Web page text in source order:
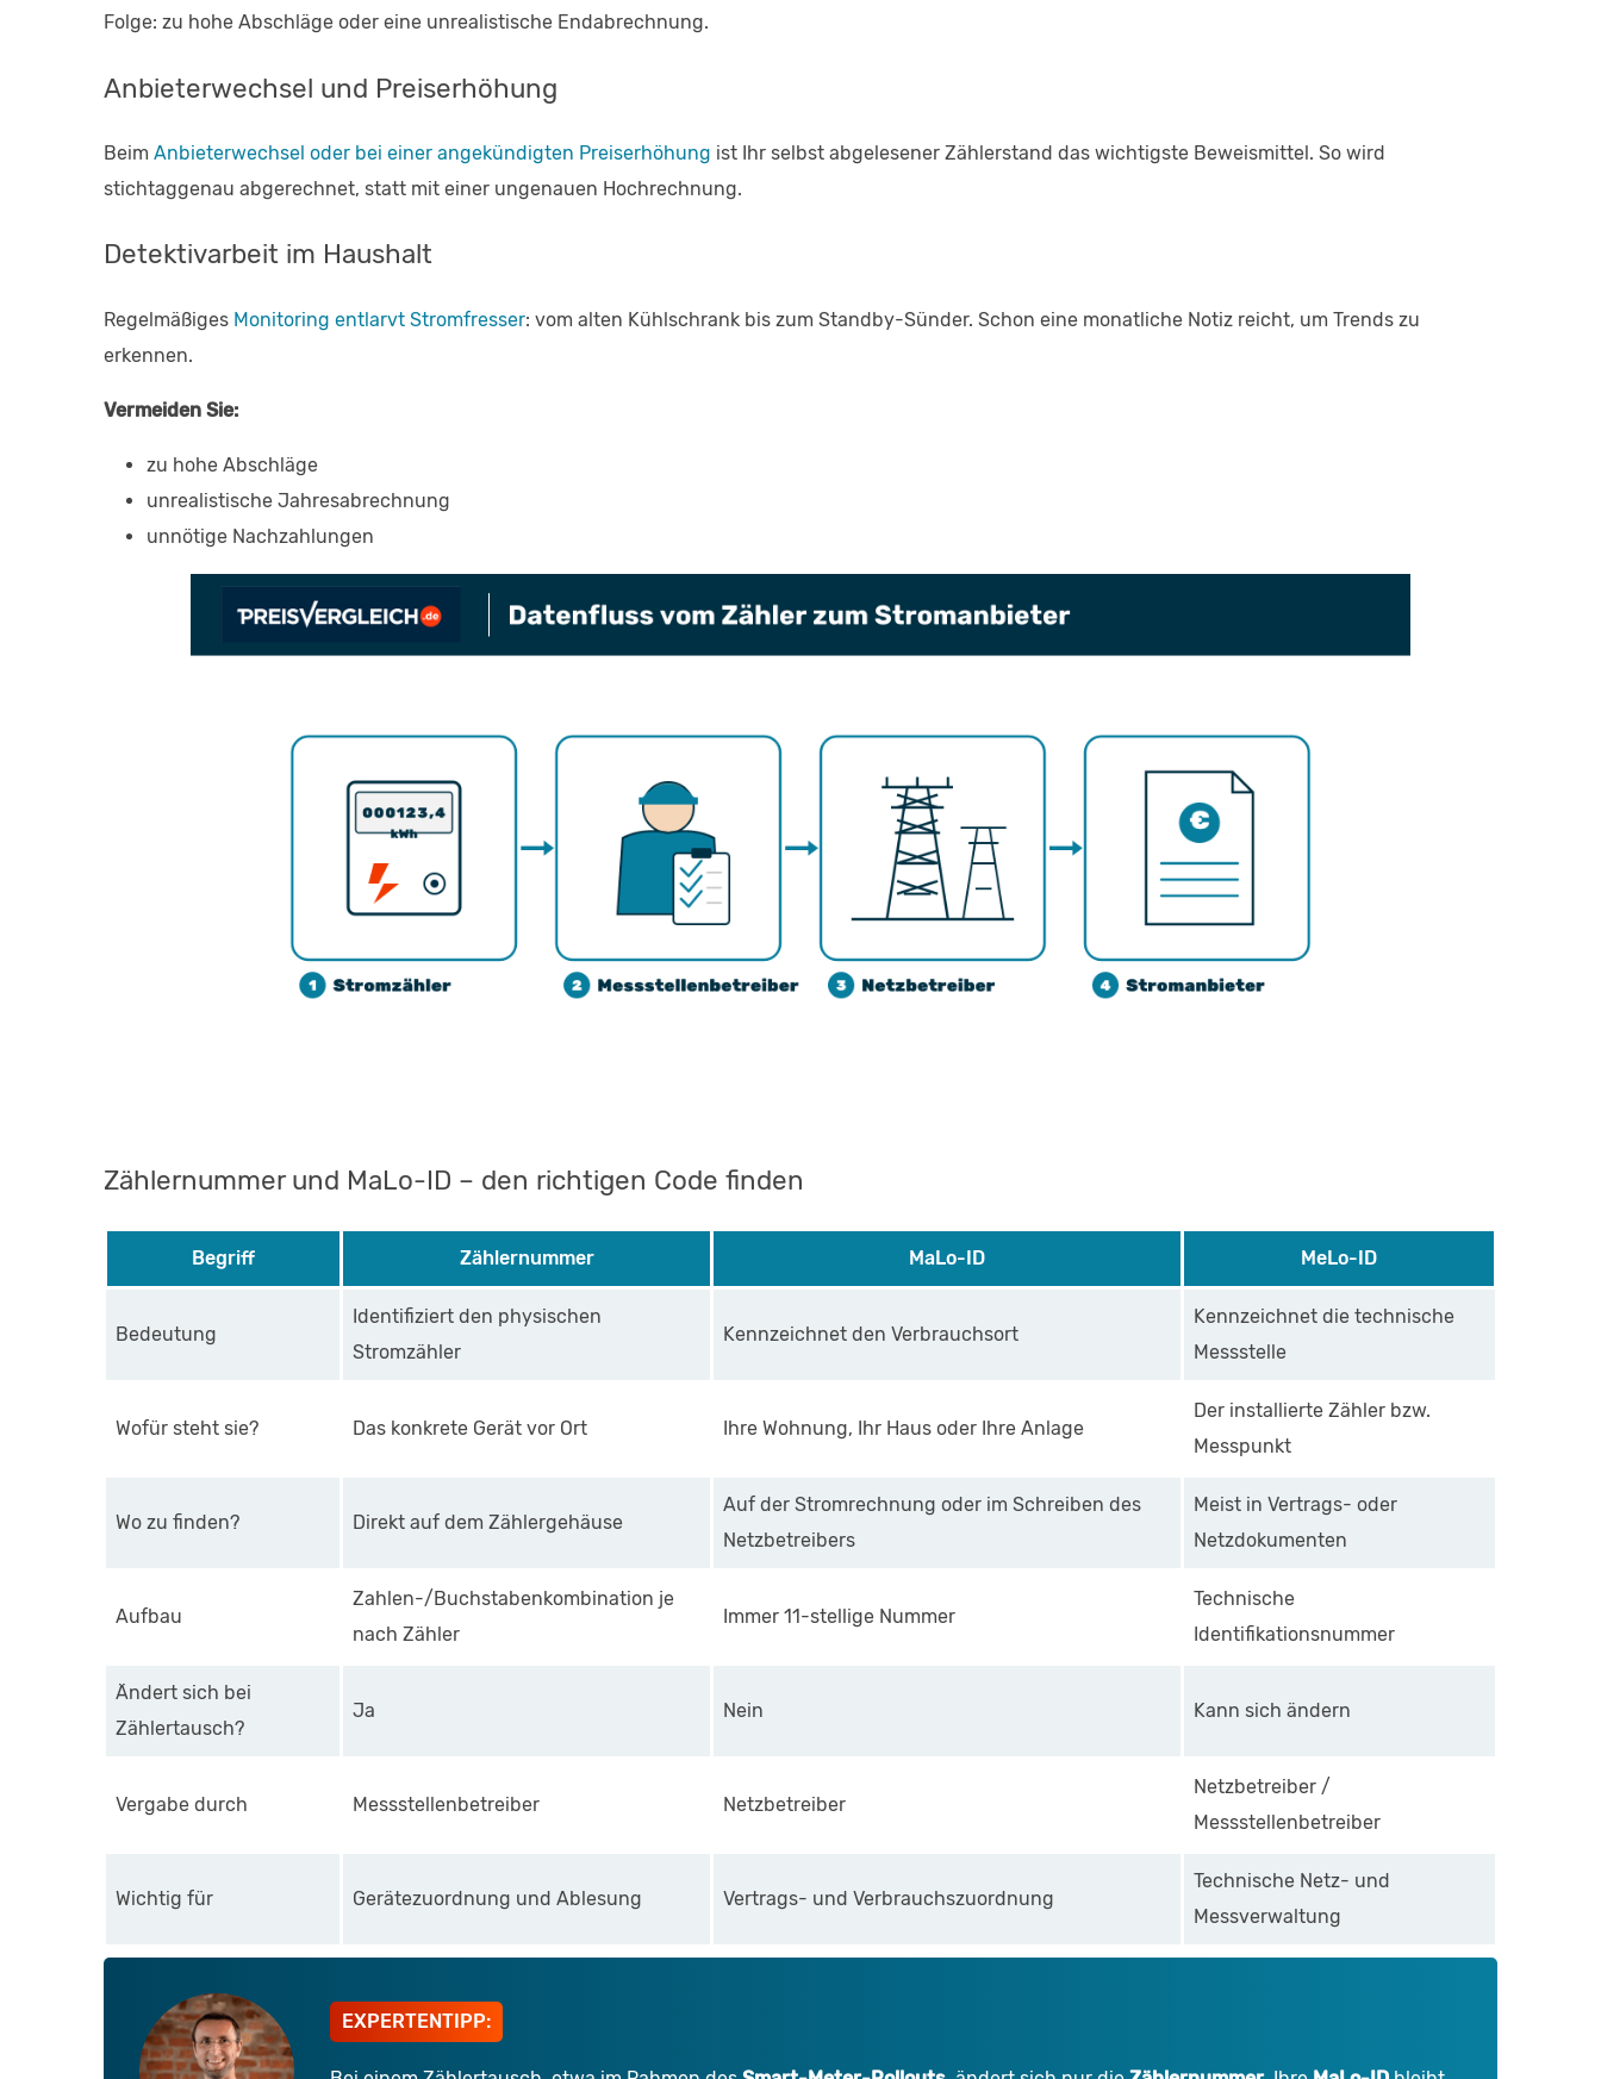
Folge: zu hohe Abschläge oder eine unrealistische Endabrechnung.
Anbieterwechsel und Preiserhöhung
Beim Anbieterwechsel oder bei einer angekündigten Preiserhöhung ist Ihr selbst abgelesener Zählerstand das wichtigste Beweismittel. So wird
stichtaggenau abgerechnet, statt mit einer ungenauen Hochrechnung.
Detektivarbeit im Haushalt
Regelmäßiges Monitoring entlarvt Stromfresser: vom alten Kühlschrank bis zum Standby-Sünder. Schon eine monatliche Notiz reicht, um Trends zu
erkennen.
Vermeiden Sie:
zu hohe Abschläge
unrealistische Jahresabrechnung
unnötige Nachzahlungen
Zählernummer und MaLo-ID – den richtigen Code finden
Begriff Zählernummer MaLo-ID MeLo-ID
Bedeutung
Identifiziert den physischen
Stromzähler
Kennzeichnet den Verbrauchsort
Kennzeichnet die technische
Messstelle
Wofür steht sie? Das konkrete Gerät vor Ort Ihre Wohnung, Ihr Haus oder Ihre Anlage
Der installierte Zähler bzw.
Messpunkt
Wo zu finden? Direkt auf dem Zählergehäuse
Auf der Stromrechnung oder im Schreiben des
Netzbetreibers
Meist in Vertrags- oder
Netzdokumenten
Aufbau
Zahlen-/Buchstabenkombination je
nach Zähler
Immer 11-stellige Nummer
Technische
Identifikationsnummer
Ändert sich bei
Zählertausch?
Ja Nein Kann sich ändern
Vergabe durch Messstellenbetreiber Netzbetreiber
Netzbetreiber /
Messstellenbetreiber
Wichtig für Gerätezuordnung und Ablesung Vertrags- und Verbrauchszuordnung
Technische Netz- und
Messverwaltung
EXPERTENTIPP: